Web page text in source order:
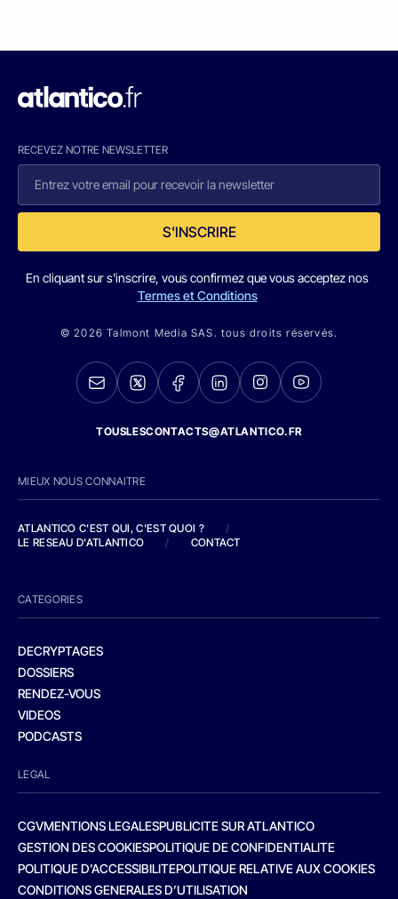
RECEVEZ NOTRE NEWSLETTER
S'INSCRIRE
En cliquant sur s'inscrire, vous confirmez que vous acceptez nos
Termes et Conditions
© 2026 Talmont Media SAS. tous droits réservés.
TOUSLESCONTACTS@ATLANTICO.FR
MIEUX NOUS CONNAITRE
ATLANTICO C'EST QUI, C'EST QUOI ?
/
LE RESEAU D'ATLANTICO
/ CONTACT
CATEGORIES
DECRYPTAGES
DOSSIERS
RENDEZ-VOUS
VIDEOS
PODCASTS
LEGAL
CGVMENTIONS LEGALESPUBLICITE SUR ATLANTICO
GESTION DES COOKIESPOLITIQUE DE CONFIDENTIALITE
POLITIQUE D’ACCESSIBILITEPOLITIQUE RELATIVE AUX COOKIES
CONDITIONS GENERALES D’UTILISATION